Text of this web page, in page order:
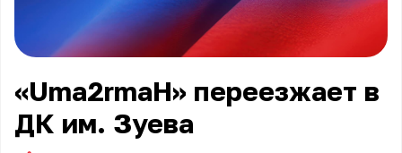
«Uma2rmaH» переезжает в
ДК им. Зуева